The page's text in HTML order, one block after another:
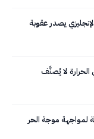
الإنجليزي يصدر عقوبة
الحرارة لا يُصنَّف
لمواجهة موجة الحر